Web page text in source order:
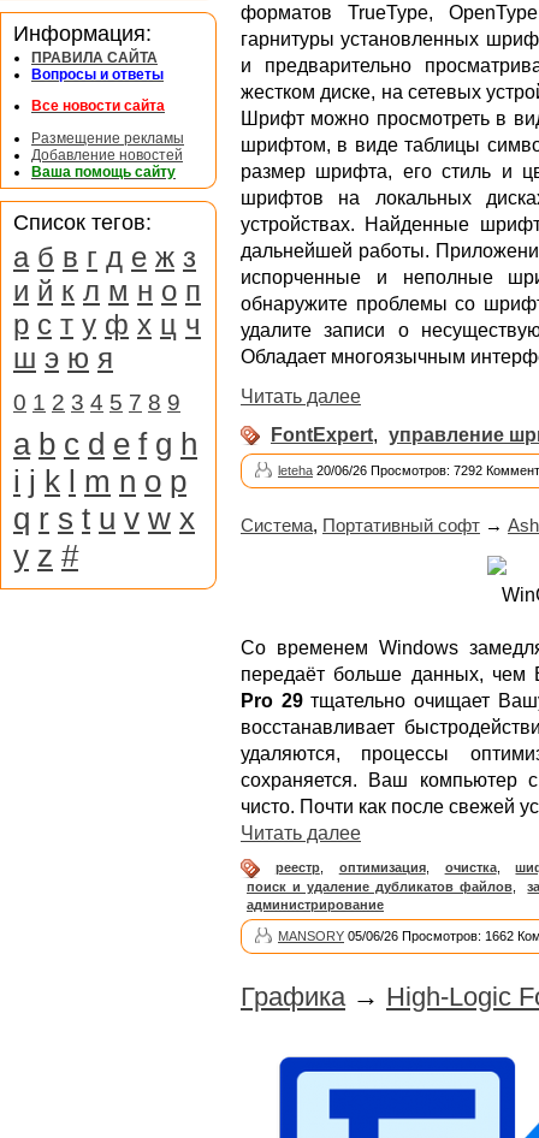
форматов TrueType,
гарнитуры установленных
и предварительно
жестком диске, на сетевых
Шрифт можно просмотреть в
шрифтом, в виде таблицы
размер шрифта, его стиль и
шрифтов на локальных
устройствах. Найденные
дальнейшей работы.
испорченные и неполные
обнаружите проблемы со
удалите записи о
Обладает многоязычным
Читать далее
FontExpert, управление
leteha 20/06/26 Просмотров: 7292
Система, Портативный софт →
Со временем Windows
передаёт больше данных,
Pro 29тщательно очищает
восстанавливает
удаляются, процессы
сохраняется. Ваш компьютер
чисто. Почти как после свежей
Читать далее
реестр, оптимизация, очистка,
поиск и удаление дубликатов файлов,
администрирование
MANSORY 05/06/26 Просмотров: 1662
Графика → High-Logic
Информация:
ПРАВИЛА САЙТА
Вопросы и ответы
Все новости сайта
Размещение рекламы
Добавление новостей
Ваша помощь сайту
Список тегов:
а б в г д е ж з
и й к л м н о п
р с т у ф х ц ч
ш э ю я
0 1 2 3 4 5 7 8 9
a b c d e f g h
i j k l m n o p
q r s t u v w x
y z #